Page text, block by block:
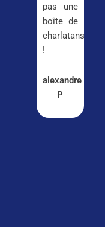
pas une
boîte de
charlatans
!
alexandre
P